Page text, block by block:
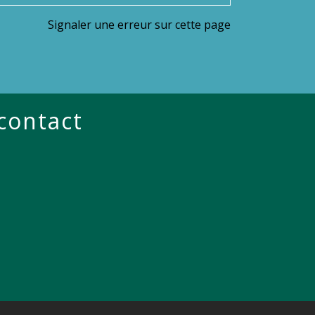
Signaler une erreur sur cette page